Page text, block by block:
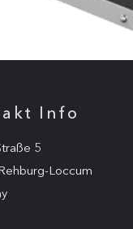
Info
5
Loccum